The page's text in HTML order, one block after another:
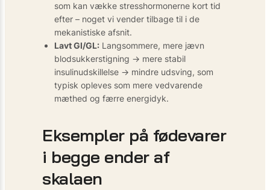
som kan vække stresshormonerne kort tid
efter – noget vi vender tilbage til i de
mekanistiske afsnit.
Lavt GI/GL: Langsommere, mere jævn
blodsukkerstigning → mere stabil
insulinudskillelse → mindre udsving, som
typisk opleves som mere vedvarende
mæthed og færre energidyk.
Eksempler på fødevarer
i begge ender af
skalaen